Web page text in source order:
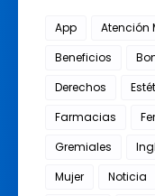
App Atención
Beneficios
Derechos
Farmacias
Gremiales
Mujer
Noticia